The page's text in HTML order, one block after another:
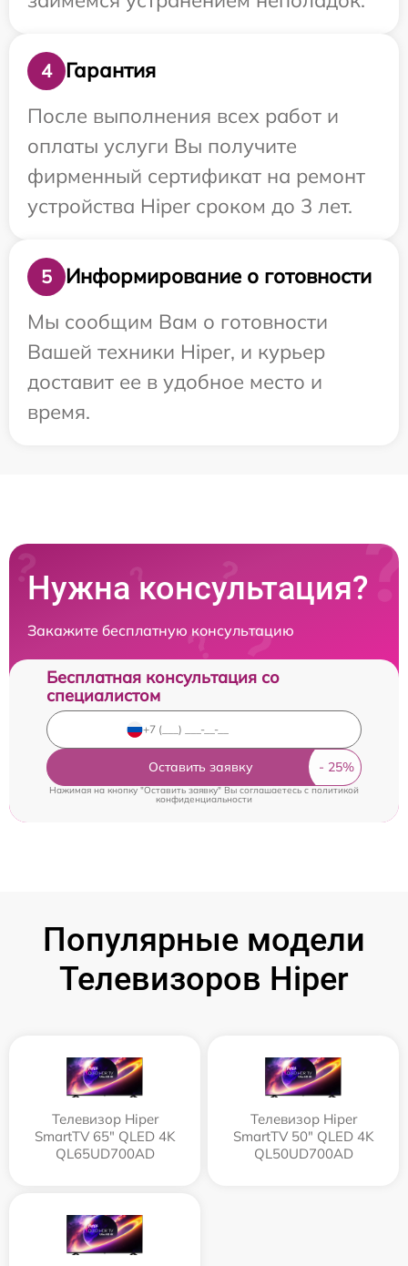
4
Гарантия
После выполнения всех работ и
оплаты услуги Вы получите
фирменный сертификат на ремонт
устройства Hiper сроком до 3 лет.
5
Информирование о готовности
Мы сообщим Вам о готовности
Вашей техники Hiper, и курьер
доставит ее в удобное место и
время.
Нужна консультация?
Закажите бесплатную консультацию
Бесплатная консультация со
специалистом
Оставить заявку
Нажимая на кнопку "Оставить заявку" Вы соглашаетесь cполитикой
конфиденциальности
Популярные модели
Телевизоров Hiper
Телевизор Hiper
SmartTV 65" QLED 4K
QL65UD700AD
Телевизор Hiper
SmartTV 50" QLED 4K
QL50UD700AD